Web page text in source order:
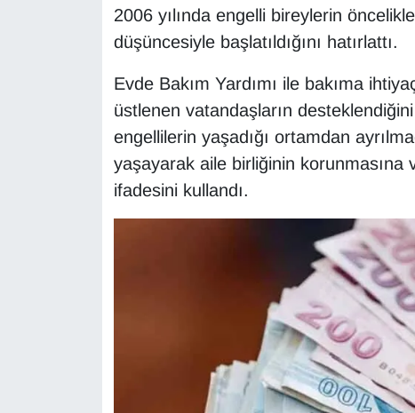
2006 yılında engelli bireylerin
düşüncesiyle başlatıldığını hatırlattı.
Evde Bakım Yardımı ile bakıma
üstlenen vatandaşların
engellilerin yaşadığı ortamdan
yaşayarak aile birliğinin
ifadesini kullandı.
Kamu Alımları
Kim Kimdir?
Kültür & Sanat